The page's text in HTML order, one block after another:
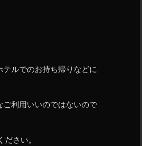
ルでのお持ち帰りなどに
利用いいのではないので
さい。